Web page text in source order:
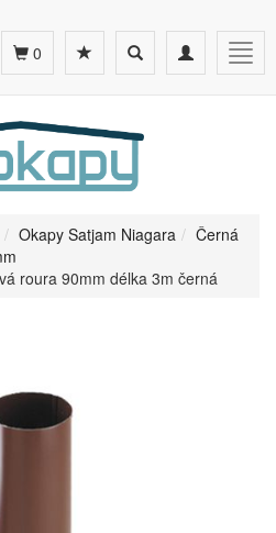
Toggle
navigation
Toggle
search
0
Okapy Satjam Niagara
Černá
roura 90mm délka 3m černá